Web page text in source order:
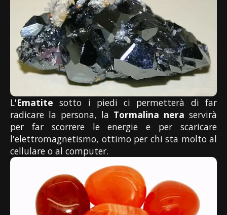
L'Ematite sotto i piedi ci permetterà di far
radicare la persona, la Tormalina nera servirà
per far scorrere le energie e per scaricare
l'elettromagnetismo, ottimo per chi sta molto al
cellulare o al computer.